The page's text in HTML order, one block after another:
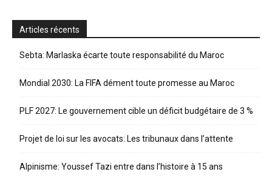
Articles récents
Sebta: Marlaska écarte toute responsabilité du Maroc
Mondial 2030: La FIFA dément toute promesse au Maroc
PLF 2027: Le gouvernement cible un déficit budgétaire de 3 %
Projet de loi sur les avocats: Les tribunaux dans l’attente
Alpinisme: Youssef Tazi entre dans l’histoire à 15 ans